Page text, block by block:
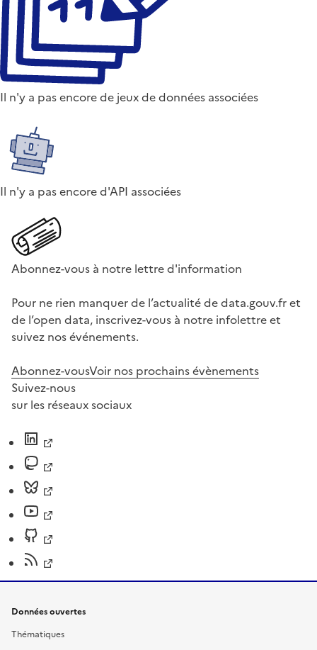
Il n'y a pas encore de jeux de données associées
Il n'y a pas encore d'API associées
Abonnez-vous à notre lettre d'information
Pour ne rien manquer de l’actualité de data.gouv.fr et
de l’open data, inscrivez-vous à notre infolettre et
suivez nos événements.
Abonnez-vousVoir nos prochains évènements
Suivez-nous
sur les réseaux sociaux
Données ouvertes
Thématiques